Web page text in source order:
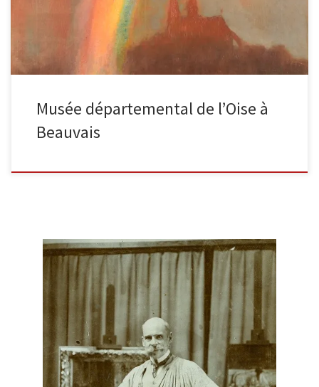
Musée départemental de l’Oise à
Beauvais